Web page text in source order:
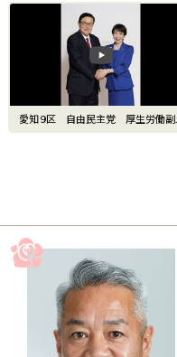
愛知９区 自由民主党 厚生労働副
大臣 衆議院議員候補 長坂や